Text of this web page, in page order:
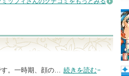
す。一時期、顔の… 続きを読む